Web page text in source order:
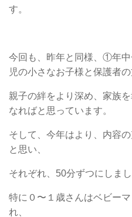
す。
今回も、昨年と同様、①年
児の小さなお子様と保護者の
親子の絆をより深め、家族
なればと思っています。
そして、今年はより、内容
と思い、
それぞれ、50分ずつにしまし
特に０〜１歳さんはベビー
れ、